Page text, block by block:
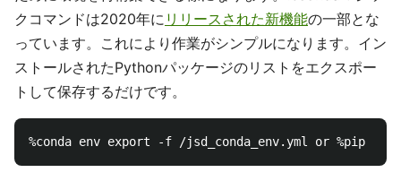
クコマンドは2020年に リリースされた新機能の一部とな
っています。これにより作業がシンプルになります。イン
ストールされたPythonパッケージのリストをエクスポー
トして保存するだけです。